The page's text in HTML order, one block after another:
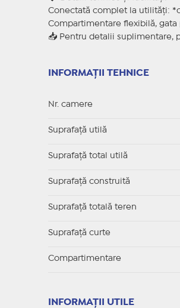
Conectată complet la utilități:
Compartimentare flexibilă, gata
📥 Pentru detalii suplimentare,
INFORMAȚII TEHNICE
Nr. camere
Suprafaţă utilă
Suprafaţă total utilă
Suprafaţă construită
Suprafață totală teren
Suprafaţă curte
Compartimentare
INFORMAŢII UTILE